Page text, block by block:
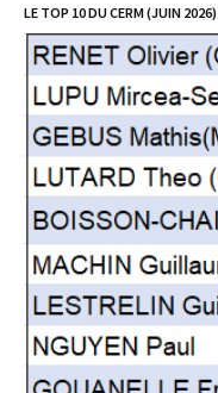
LE TOP 10 DU CERM (JUIN 2026)